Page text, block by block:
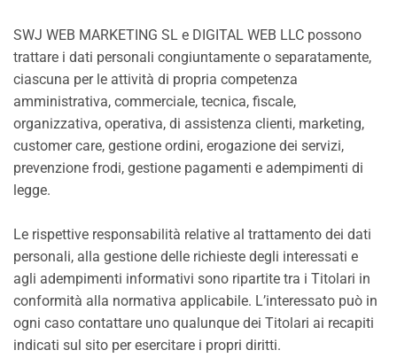
SWJ WEB MARKETING SL e DIGITAL WEB LLC possono
trattare i dati personali congiuntamente o separatamente,
ciascuna per le attività di propria competenza
amministrativa, commerciale, tecnica, fiscale,
organizzativa, operativa, di assistenza clienti, marketing,
customer care, gestione ordini, erogazione dei servizi,
prevenzione frodi, gestione pagamenti e adempimenti di
legge.
Le rispettive responsabilità relative al trattamento dei dati
personali, alla gestione delle richieste degli interessati e
agli adempimenti informativi sono ripartite tra i Titolari in
conformità alla normativa applicabile. L’interessato può in
ogni caso contattare uno qualunque dei Titolari ai recapiti
indicati sul sito per esercitare i propri diritti.